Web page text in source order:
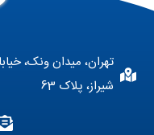
تهران، میدان ونک،
شیراز، پلاک 63